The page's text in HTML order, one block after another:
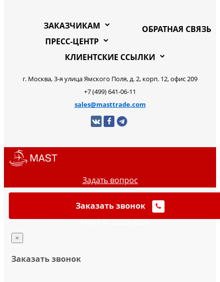
ОБРАТНАЯ СВЯЗЬ
ЗАКАЗЧИКАМ
ПРЕСС-ЦЕНТР
КЛИЕНТСКИЕ ССЫЛКИ
г. Москва, 3-я улица Ямского Поля, д. 2, корп. 12, офис 209
+7 (499) 641-06-11
sales@masttrade.com
Задать вопрос
Заказать звонок
MAST © 2020-2026
×
Заказать звонок